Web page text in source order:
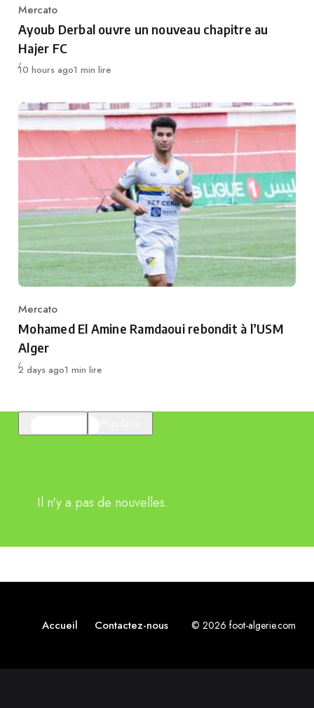
Category
Mercato
Ayoub Derbal ouvre un nouveau chapitre au
Hajer FC
Publié
10 hours ago1 min lire
Category
Mercato
Mohamed El Amine Ramdaoui rebondit à l’USM
Alger
Publié
2 days ago1 min lire
Il n'y a pas de nouvelles.
Accueil Contactez-nous © 2026 foot-algerie.com